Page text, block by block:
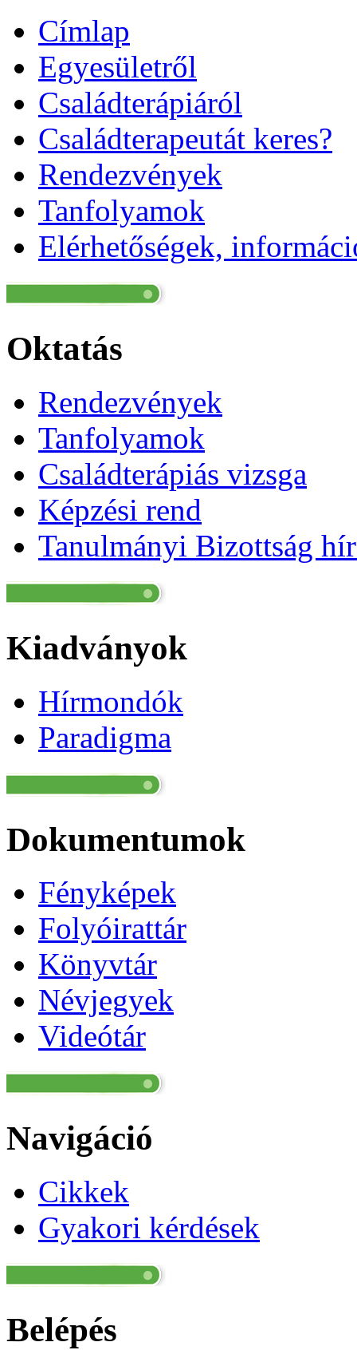
Címlap
Egyesületről
Családterápiáról
Családterapeutát keres?
Rendezvények
Tanfolyamok
Elérhetőségek,
Oktatás
Rendezvények
Tanfolyamok
Családterápiás vizsga
Képzési rend
Tanulmányi Bizottság
Kiadványok
Hírmondók
Paradigma
Dokumentumok
Fényképek
Folyóirattár
Könyvtár
Névjegyek
Videótár
Navigáció
Cikkek
Gyakori kérdések
Belépés